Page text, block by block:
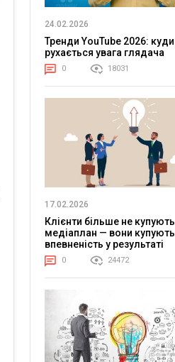
24.02.2026
Тренди YouTube 2026: куди
рухається увага глядача
0 18031
17.02.2026
Клієнти більше не купують
медіаплан — вони купують
впевненість у результаті
0 24472